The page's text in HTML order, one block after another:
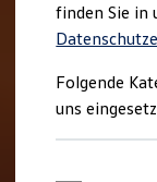
Junge
Leasing
finden Sie in
Folgende
uns